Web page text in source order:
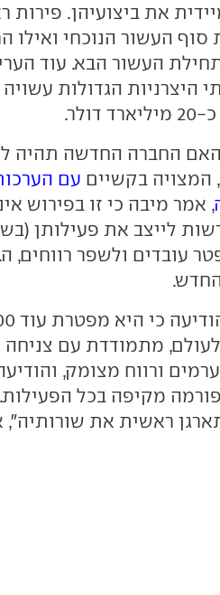
את ביצועיהן. פירות
העשור הנוכחי ואילו
העשור הבא. עוד
הגדולות עשויה
החברה החדשה תהיה
המצויה בקשיים עם
, אמר מיבה כי זו בפירוש
לייצב את פעילותן
עובדים ולשפר רווחים,
מתמודדת עם צניחה
ורווח מצומק,
מקיפה בכל
ראשית את שורותיה",